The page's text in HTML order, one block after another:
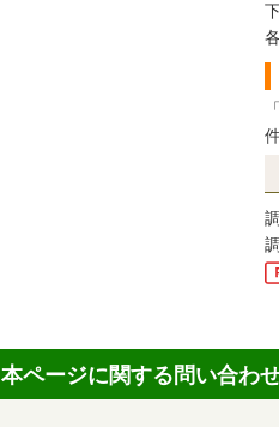
本ページに関する問い合わ